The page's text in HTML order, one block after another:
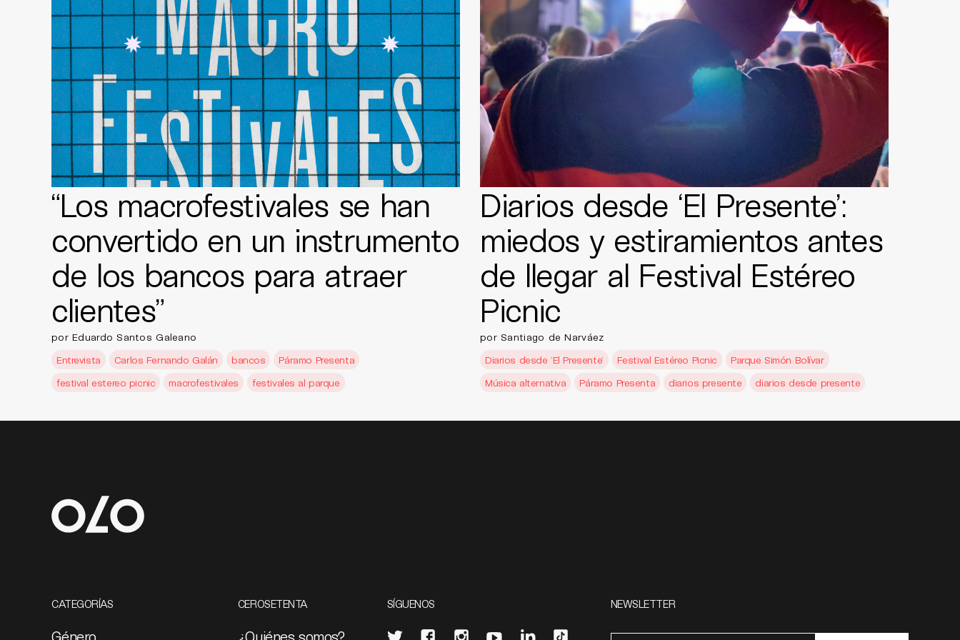
“Los macrofestivales se han
convertido en un instrumento
de los bancos para atraer
clientes”
por Eduardo Santos Galeano
Entrevista
Carlos Fernando Galán bancos
Páramo Presenta
festival estereo picnic
macrofestivales festivales al parque
Diarios desde ‘El Presente’:
miedos y estiramientos antes
de llegar al Festival Estéreo
Picnic
por Santiago de Narváez
Diarios desde 'El Presente'
Festival Estéreo Picnic
Parque Simón Bolívar
Música alternativa
Páramo Presenta diarios presente diarios desde presente
CATEGORÍAS
Género
CEROSETENTA
¿Quiénes somos?
SÍGUENOS NEWSLETTER